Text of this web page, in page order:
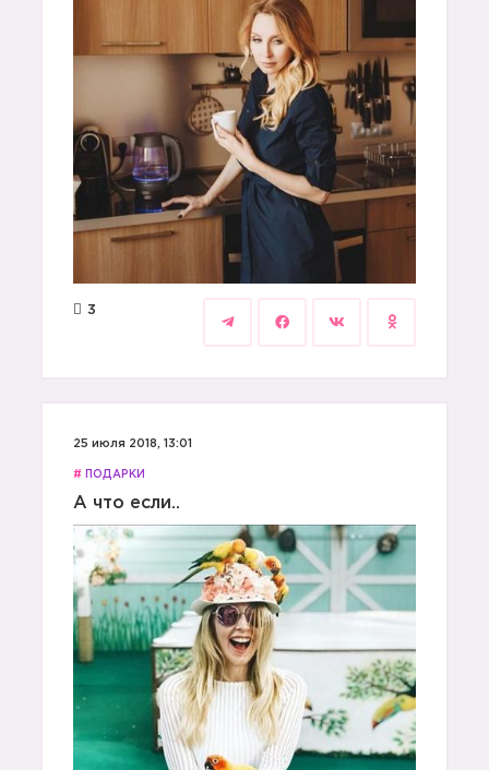
3
25 июля 2018, 13:01
# ПОДАРКИ
А что если..